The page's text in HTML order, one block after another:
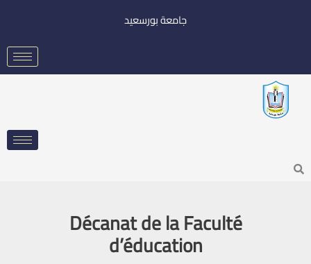
جامعة بورسعيد
Search
Décanat de la Faculté
d’éducation